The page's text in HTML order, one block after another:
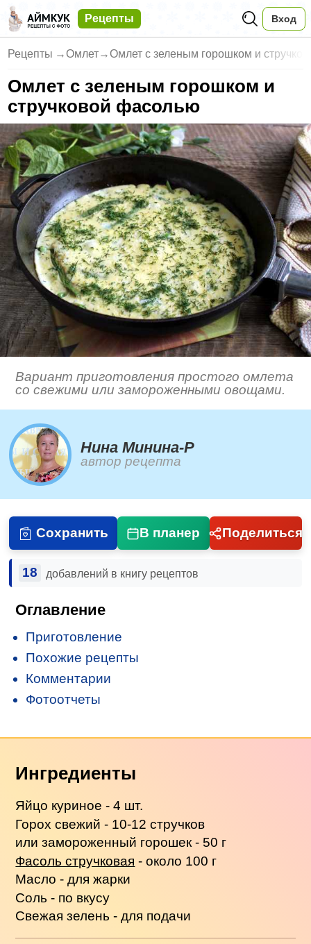
Рецепты Вход
Рецепты →Омлет→Омлет с зеленым горошком и
Омлет с зеленым горошком и
стручковой фасолью
Вариант приготовления простого омлета
со свежими или замороженными овощами.
Нина Минина-Р
автор рецепта
Сохранить В планер Поделиться
18 добавлений в книгу рецептов
Оглавление
Приготовление
Похожие рецепты
Комментарии
Фотоотчеты
Ингредиенты
Яйцо куриное - 4 шт.
Горох свежий - 10-12 стручков
или замороженный горошек - 50 г
Фасоль стручковая - около 100 г
Масло - для жарки
Соль - по вкусу
Свежая зелень - для подачи